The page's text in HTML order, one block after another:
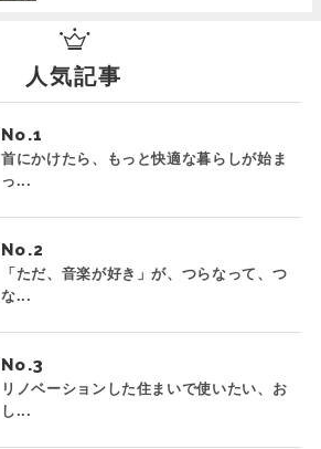
人気記事
No.
首にかけたら、もっと快適な暮らしが始ま
っ...
No.
「ただ、音楽が好き」が、つらなって、つ
な...
No.
リノベーションした住まいで使いたい、お
し...